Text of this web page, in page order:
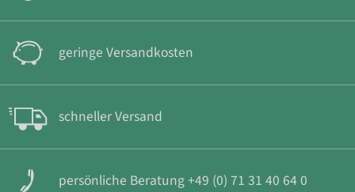
geringe Versandkosten
schneller Versand
persönliche Beratung +49 (0) 71 31 40 64 0